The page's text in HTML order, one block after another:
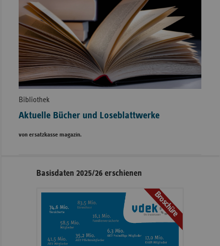
Bibliothek
Aktuelle Bücher und Loseblattwerke
von ersatzkasse magazin.
Seitennavigation
Seitenleiste
Informationen
Basisdaten 2025/26 erschienen
Broschüre